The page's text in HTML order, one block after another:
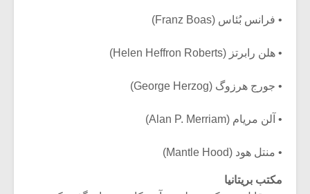
• فرانس بُئاس (Franz Boas)
• هلن رابرتز (Helen Heffron Roberts)
• جورج هرزوگ (George Herzog)
• آلن مریام (Alan P. Merriam)
• منتل هود (Mantle Hood)
مکتب بریتانیا